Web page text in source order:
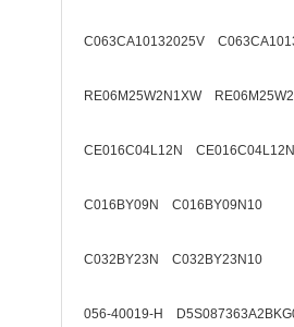
C063CA10132025V
RE06M25W2N1XW
CE016C04L12N
C016BY09N C016BY09N10
C032BY23N C032BY23N10
056-40019-H